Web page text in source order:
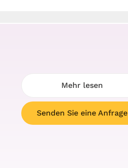
Mehr lesen
Senden Sie eine Anfrage